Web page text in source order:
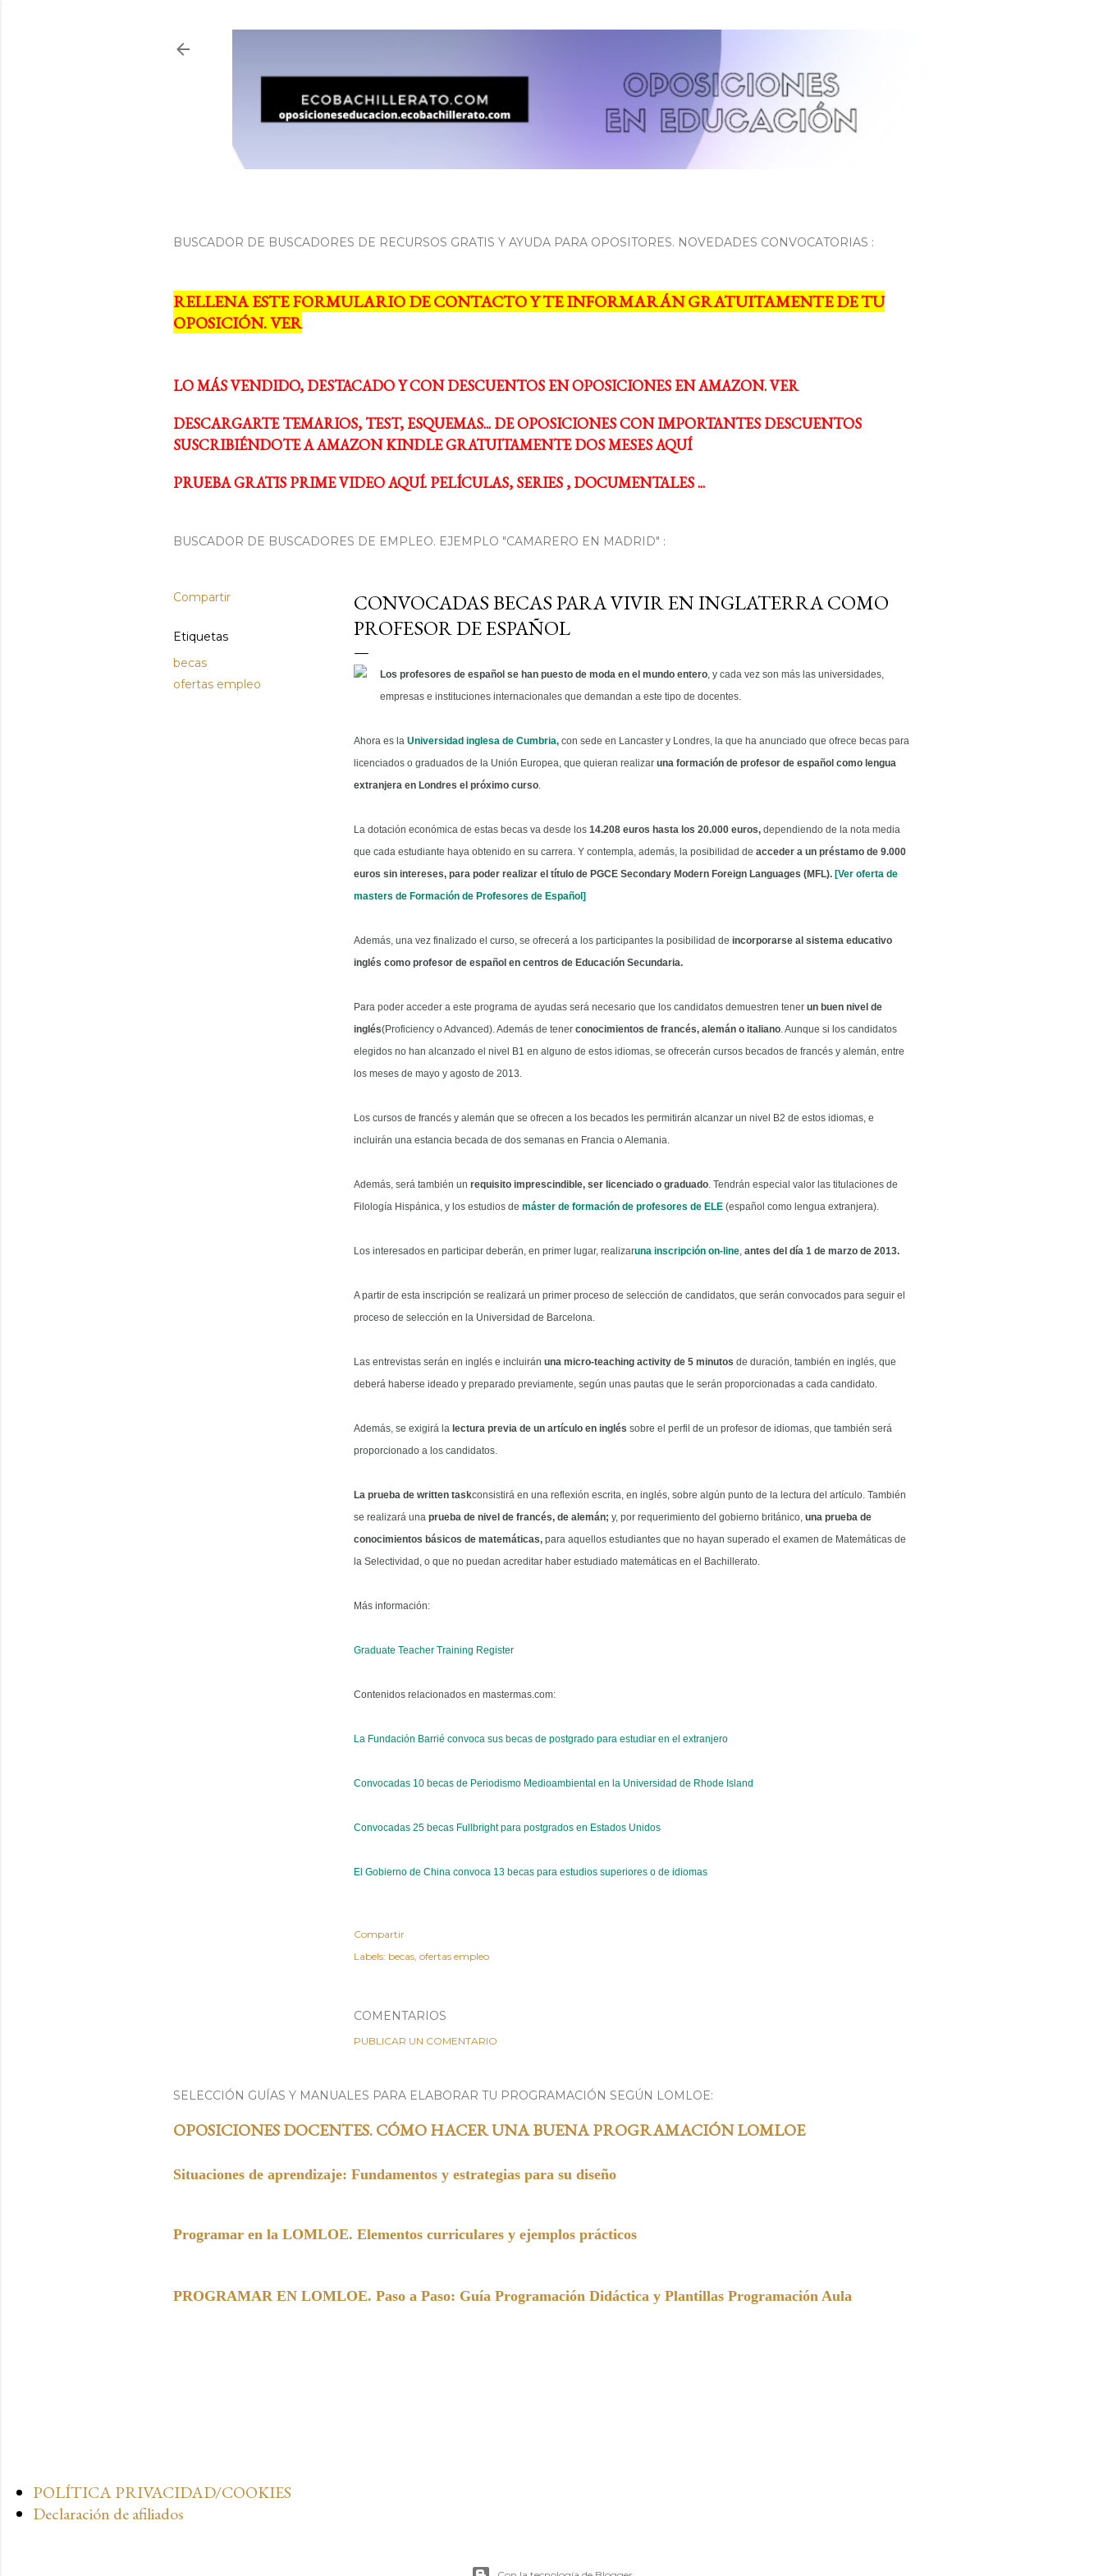
BUSCADOR DE BUSCADORES DE RECURSOS GRATIS Y AYUDA PARA OPOSITORES. NOVEDADES CONVOCATORIAS :
RELLENA ESTE FORMULARIO DE CONTACTO Y TE INFORMARÁN GRATUITAMENTE DE TU
OPOSICIÓN. VER
LO MÁS VENDIDO, DESTACADO Y CON DESCUENTOS EN OPOSICIONES EN AMAZON. VER
DESCARGARTE TEMARIOS, TEST, ESQUEMAS... DE OPOSICIONES CON IMPORTANTES DESCUENTOS
SUSCRIBIÉNDOTE A AMAZON KINDLE GRATUITAMENTE DOS MESES AQUÍ
PRUEBA GRATIS PRIME VIDEO AQUÍ. PELÍCULAS, SERIES , DOCUMENTALES ...
BUSCADOR DE BUSCADORES DE EMPLEO. EJEMPLO "CAMARERO EN MADRID" :
Compartir
Etiquetas
becas
ofertas empleo
CONVOCADAS BECAS PARA VIVIR EN INGLATERRA COMO
PROFESOR DE ESPAÑOL
Los profesores de español se han puesto de moda en el mundo entero, y cada vez son más las universidades,
empresas e instituciones internacionales que demandan a este tipo de docentes.
Ahora es la Universidad inglesa de Cumbria, con sede en Lancaster y Londres, la que ha anunciado que ofrece becas para
licenciados o graduados de la Unión Europea, que quieran realizar una formación de profesor de español como lengua
extranjera en Londres el próximo curso.
La dotación económica de estas becas va desde los 14.208 euros hasta los 20.000 euros, dependiendo de la nota media
que cada estudiante haya obtenido en su carrera. Y contempla, además, la posibilidad de acceder a un préstamo de 9.000
euros sin intereses, para poder realizar el título de PGCE Secondary Modern Foreign Languages (MFL). [Ver oferta de
masters de Formación de Profesores de Español]
Además, una vez finalizado el curso, se ofrecerá a los participantes la posibilidad de incorporarse al sistema educativo
inglés como profesor de español en centros de Educación Secundaria.
Para poder acceder a este programa de ayudas será necesario que los candidatos demuestren tener un buen nivel de
inglés(Proficiency o Advanced). Además de tener conocimientos de francés, alemán o italiano. Aunque si los candidatos
elegidos no han alcanzado el nivel B1 en alguno de estos idiomas, se ofrecerán cursos becados de francés y alemán, entre
los meses de mayo y agosto de 2013.
Los cursos de francés y alemán que se ofrecen a los becados les permitirán alcanzar un nivel B2 de estos idiomas, e
incluirán una estancia becada de dos semanas en Francia o Alemania.
Además, será también un requisito imprescindible, ser licenciado o graduado. Tendrán especial valor las titulaciones de
Filología Hispánica, y los estudios de máster de formación de profesores de ELE (español como lengua extranjera).
Los interesados en participar deberán, en primer lugar, realizaruna inscripción on-line, antes del día 1 de marzo de 2013.
A partir de esta inscripción se realizará un primer proceso de selección de candidatos, que serán convocados para seguir el
proceso de selección en la Universidad de Barcelona.
Las entrevistas serán en inglés e incluirán una micro-teaching activity de 5 minutos de duración, también en inglés, que
deberá haberse ideado y preparado previamente, según unas pautas que le serán proporcionadas a cada candidato.
Además, se exigirá la lectura previa de un artículo en inglés sobre el perfil de un profesor de idiomas, que también será
proporcionado a los candidatos.
La prueba de written taskconsistirá en una reflexión escrita, en inglés, sobre algún punto de la lectura del artículo. También
se realizará una prueba de nivel de francés, de alemán; y, por requerimiento del gobierno británico, una prueba de
conocimientos básicos de matemáticas, para aquellos estudiantes que no hayan superado el examen de Matemáticas de
la Selectividad, o que no puedan acreditar haber estudiado matemáticas en el Bachillerato.
Más información:
Graduate Teacher Training Register
Contenidos relacionados en mastermas.com:
La Fundación Barrié convoca sus becas de postgrado para estudiar en el extranjero
Convocadas 10 becas de Periodismo Medioambiental en la Universidad de Rhode Island
Convocadas 25 becas Fullbright para postgrados en Estados Unidos
El Gobierno de China convoca 13 becas para estudios superiores o de idiomas
Compartir
Labels: becas ofertas empleo
COMENTARIOS
PUBLICAR UN COMENTARIO
SELECCIÓN GUÍAS Y MANUALES PARA ELABORAR TU PROGRAMACIÓN SEGÚN LOMLOE:
OPOSICIONES DOCENTES. CÓMO HACER UNA BUENA PROGRAMACIÓN LOMLOE
Situaciones de aprendizaje: Fundamentos y estrategias para su diseño
Programar en la LOMLOE. Elementos curriculares y ejemplos prácticos
PROGRAMAR EN LOMLOE. Paso a Paso: Guía Programación Didáctica y Plantillas Programación Aula
POLÍTICA PRIVACIDAD/COOKIES
Declaración de afiliados